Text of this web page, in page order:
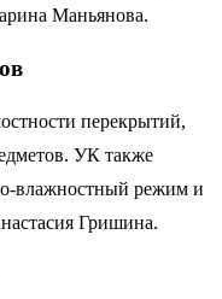
Маньянова.
перекрытий,
УК также
влажностный режим и
Гришина.